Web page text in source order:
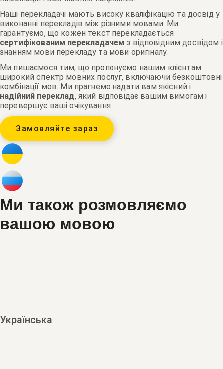
Наші перекладачі мають високу кваліфікацію та досвід у
виконанні перекладів між різними мовами. Ми
гарантуємо, що кожен текст перекладається
сертифікованим перекладачем з відповідним досвідом і
знанням мови перекладу та мови оригіналу.
Ми пишаємося тим, що пропонуємо нашим клієнтам
широкий спектр мовних послуг, включаючи безкоштовні
комбінації мов. Ми прагнемо надати вам якісний і
надійний переклад, який відповідає вашим вимогам і
перевершує ваші очікування.
Замовляйте зараз
Ми також розмовляємо
вашою мовою
Українська